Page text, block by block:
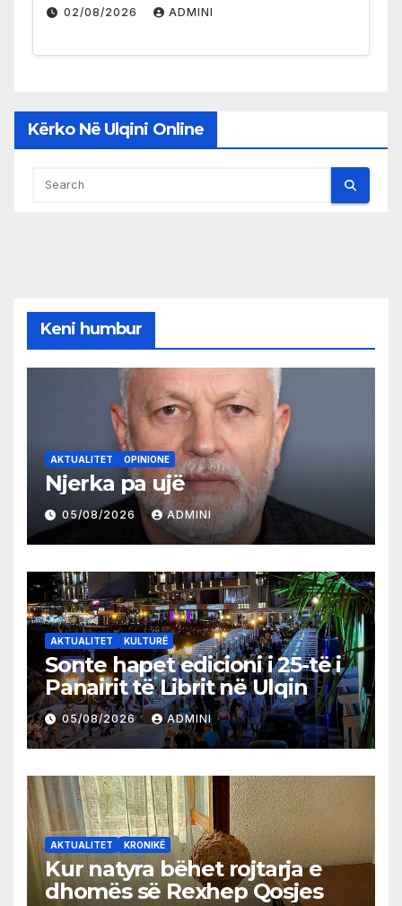
02/08/2026 ADMINI
Kërko Në Ulqini Online
Keni humbur
AKTUALITET OPINIONE
Njerka pa ujë
05/08/2026 ADMINI
AKTUALITET KULTURË
Sonte hapet edicioni i 25-të i
Panairit të Librit në Ulqin
05/08/2026 ADMINI
AKTUALITET KRONIKË
Kur natyra bëhet rojtarja e
dhomës së Rexhep Qosjes